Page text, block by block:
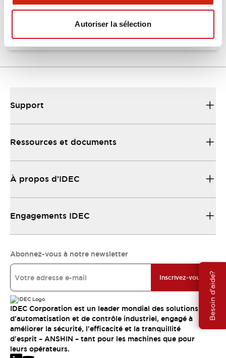
Autoriser la sélection
Besoin d'aide?
EU2B Datasheet
Support
Ressources et documents
À propos d’IDEC
Engagements IDEC
Abonnez-vous à notre newsletter
Inscrivez-vous
IDEC Corporation est un leader mondial des solutions
d'automatisation et de contrôle industriel, engagé à
améliorer la sécurité, l'efficacité et la tranquillité
d'esprit – ANSHIN – tant pour les machines que pour
leurs opérateurs.